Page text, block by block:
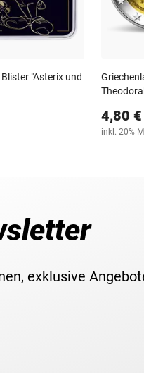
"Asterix und
4,80 €
inkl. 20%
exklusive